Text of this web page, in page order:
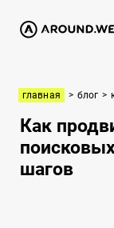
главная > блог >
Как
шагов